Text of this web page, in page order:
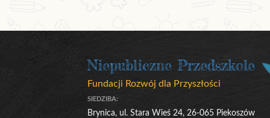
Niepubliczne Przedszkole
Fundacji Rozwój dla Przyszłości
SIEDZIBA:
Brynica, ul. Stara Wieś 24, 26-065 Piekoszów